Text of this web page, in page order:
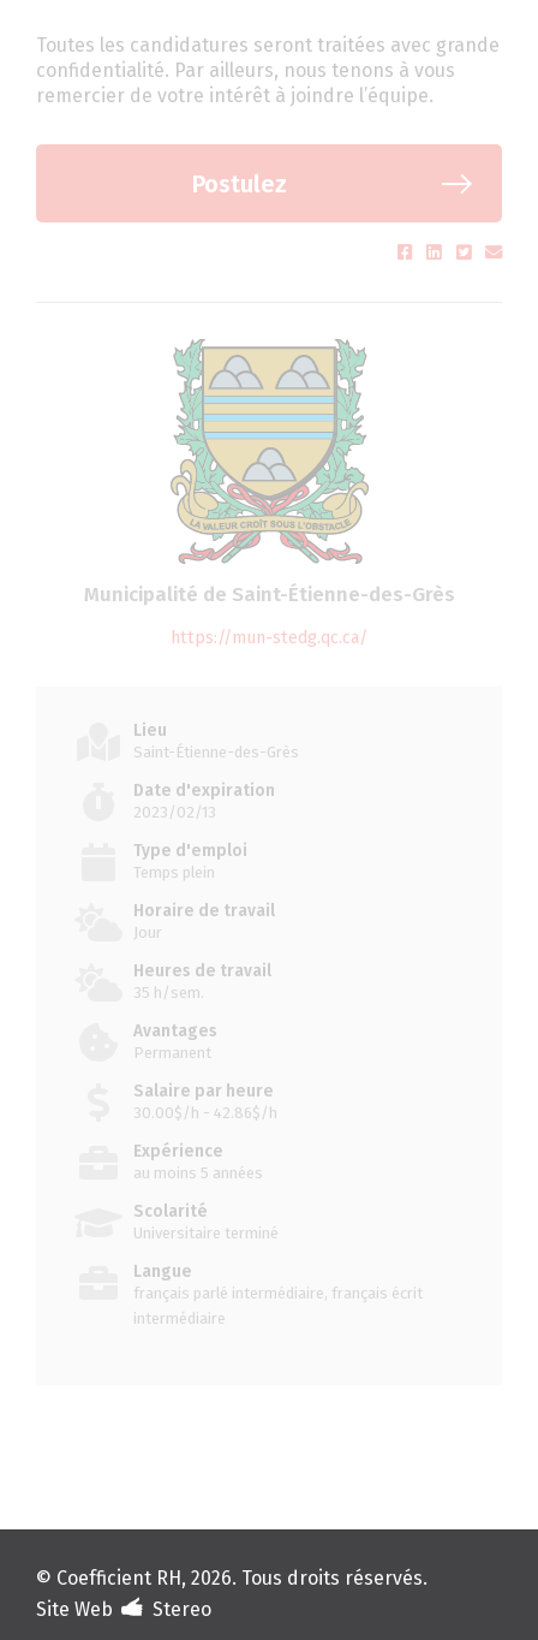
Toutes les candidatures seront traitées avec grande
confidentialité. Par ailleurs, nous tenons à vous
remercier de votre intérêt à joindre l’équipe.
Postulez
Municipalité de Saint-Étienne-des-Grès
https://mun-stedg.qc.ca/
Lieu
Saint-Étienne-des-Grès
Date d'expiration
2023/02/13
Type d'emploi
Temps plein
Horaire de travail
Jour
Heures de travail
35 h/sem.
Avantages
Permanent
Salaire par heure
30.00$/h - 42.86$/h
Expérience
au moins 5 années
Scolarité
Universitaire terminé
Langue
français parlé intermédiaire, français écrit
intermédiaire
© Coefficient RH, 2026. Tous droits réservés.
Site Web
Stereo